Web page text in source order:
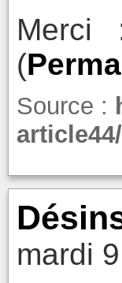
Merci
(
Source :
mardi